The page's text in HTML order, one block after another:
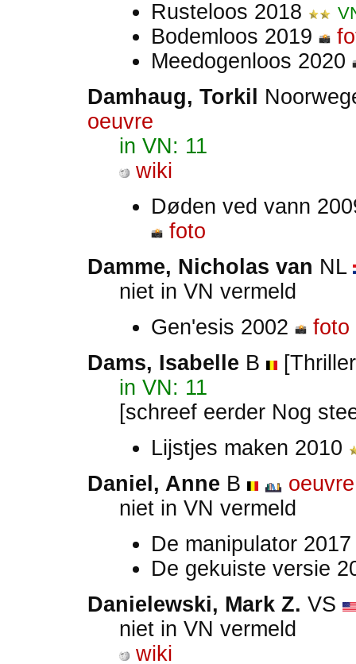
Rusteloos 2018
Bodemloos 2019
Meedogenloos 2020
Damhaug, Torkil
oeuvre
in VN: 11
wiki
Døden ved vann
foto
Damme, Nicholas van NL
niet in VN vermeld
Gen'esis 2002
foto
Dams, Isabelle B
in VN: 11
[schreef eerder Nog
Lijstjes maken 2010
Daniel, Anne B
oeuvre
niet in VN vermeld
De manipulator
De gekuiste versie
Danielewski, Mark Z. VS
niet in VN vermeld
wiki